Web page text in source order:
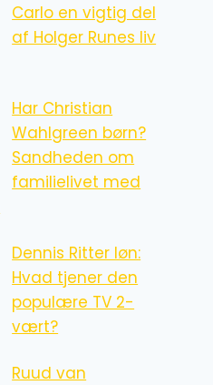
Carlo en vigtig del
af Holger Runes liv
Har Christian
Wahlgreen børn?
Sandheden om
familielivet med
Dennis Ritter løn:
Hvad tjener den
populære TV 2-
vært?
Ruud van